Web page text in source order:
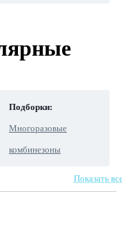
Подборки:
Многоразовые
комбинезоны
одноразовые
Показать